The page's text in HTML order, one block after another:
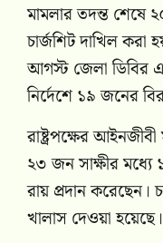
মামলার তদন্ত শেষে
চার্জশিট দাখিল
আগস্ট জেলা ডিবির
নির্দেশে ১৯ জনের
রাষ্ট্রপক্ষের
২৩ জন সাক্ষীর মধ্যে
রায় প্রদান
খালাস দেওয়া হয়েছে।